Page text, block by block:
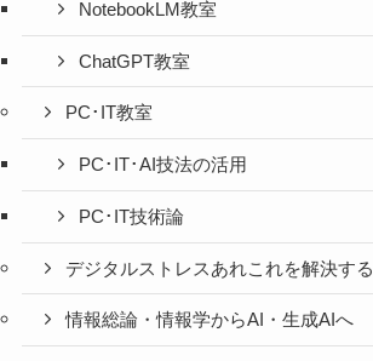
NotebookLM教室
ChatGPT教室
PC･IT教室
PC･IT･AI技法の活用
PC･IT技術論
デジタルストレスあれこれを解決する
情報総論・情報学からAI・生成AIへ